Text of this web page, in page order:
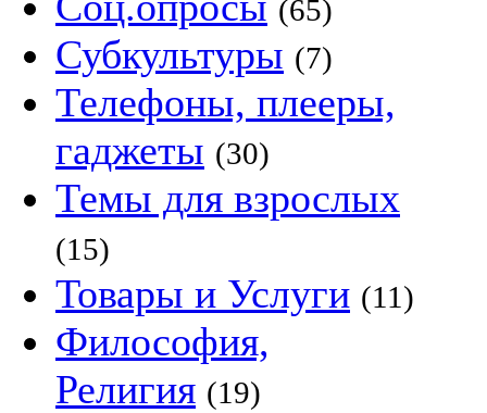
(65)
Субкультуры (7)
Телефоны, плееры,
гаджеты (30)
Темы для взрослых
(15)
Товары и Услуги (11)
Философия,
Религия (19)